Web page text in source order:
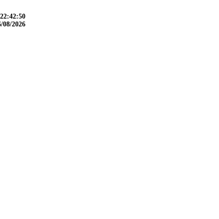
22:42:51
08/2026